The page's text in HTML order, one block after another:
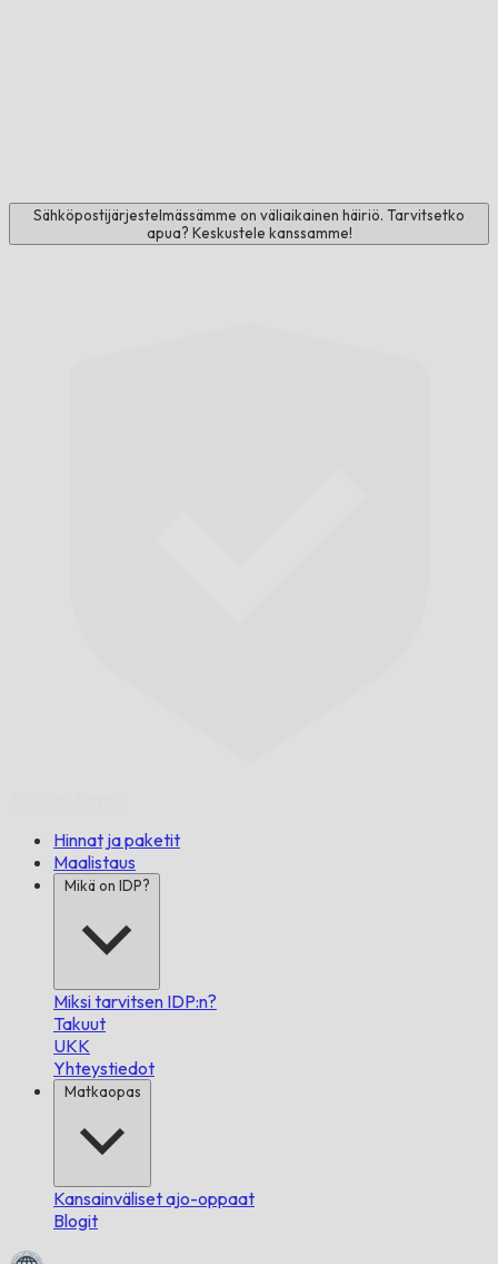
Sähköpostijärjestelmässämme on väliaikainen häiriö. Tarvitsetko
apua? Keskustele kanssamme!
Hinnat ja paketit
Maalistaus
Mikä on IDP?
Miksi tarvitsen IDP:n?
Takuut
UKK
Yhteystiedot
Matkaopas
Kansainväliset ajo-oppaat
Blogit